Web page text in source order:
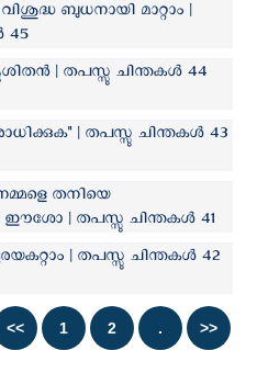
ബുധനായി മാറ്റാം |
45
| തപസ്സു ചിന്തകൾ 44
| തപസ്സു ചിന്തകൾ 43
തനിയെ
ഈശോ | തപസ്സു ചിന്തകൾ 41
| തപസ്സു ചിന്തകൾ 42